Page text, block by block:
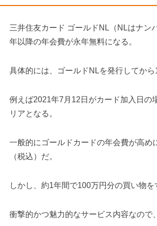
三井住友カード ゴールドNL（NLはナン
年以降の年会費が永年無料になる。
具体的には、ゴールドNLを発行してか
例えば2021年7月12日がカード加入日の
リアとなる。
一般的にゴールドカードの年会費が高め
（税込）だ。
しかし、約1年間で100万円分の買い物
衝撃的かつ魅力的なサービス内容なので